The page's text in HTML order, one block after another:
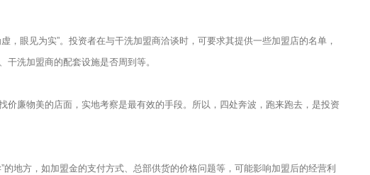
眼见为实”。投资者在与干洗加盟商洽谈时，可要求其提供一些加盟店的名单，
洗加盟商的配套设施是否周到等。
廉物美的店面，实地考察是最有效的手段。所以，四处奔波，跑来跑去，是投资
方，如加盟金的支付方式、总部供货的价格问题等，可能影响加盟后的经营利